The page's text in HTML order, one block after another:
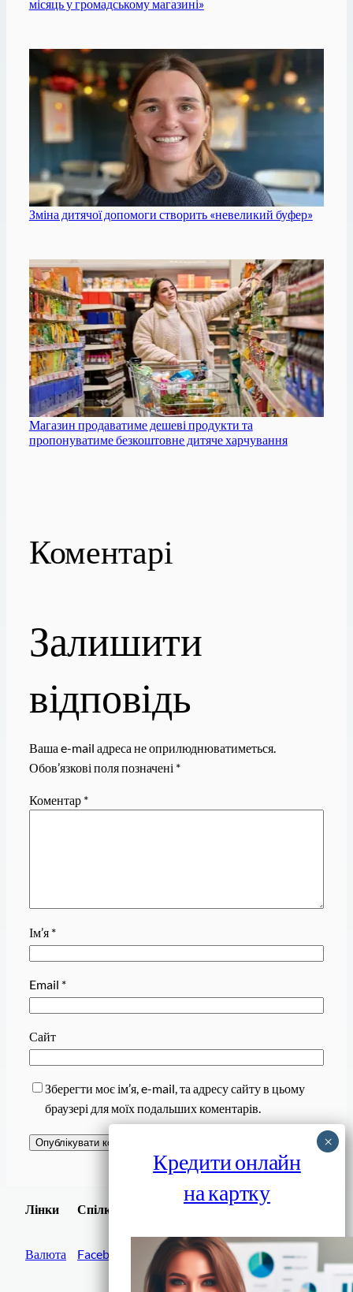
місяць у громадському магазині»
Зміна дитячої допомоги створить «невеликий буфер»
Магазин продаватиме дешеві продукти та
пропонуватиме безкоштовне дитяче харчування
Коментарі
Залишити
відповідь
Ваша e-mail адреса не оприлюднюватиметься.
Обов’язкові поля позначені *
Коментар *
Ім’я *
Email *
Сайт
Зберегти моє ім’я, e-mail, та адресу сайту в цьому
браузері для моїх подальших коментарів.
Лінки
Валюта
Спілки
Facebook
Завантажити
Кредити онлайн
на картку